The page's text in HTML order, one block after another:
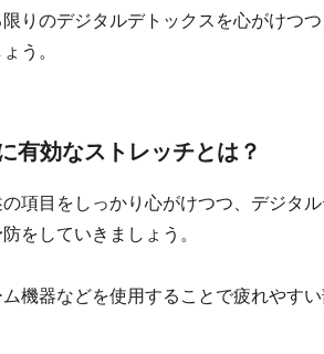
りのデジタルデトックスを心がけつ
う。
有効なストレッチとは？
項目をしっかり心がけつつ、デジタ
をしていきましょう。
機器などを使用することで疲れやす